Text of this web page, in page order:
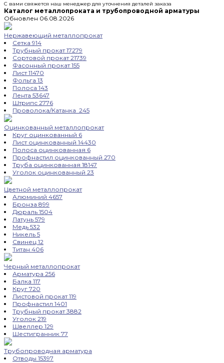
С вами свяжется наш менеджер для уточнения деталей заказа
Каталог металлопроката и трубопроводной арматуры
Обновлен 06.08.2026
Нержавеющий металлопрокат
Сетка 914
Трубный прокат17279
Сортовой прокат21739
Фасонный прокат155
Лист11470
Фольга 13
Полоса 143
Лента 53647
Штрипс 2776
Проволока/Катанка 245
Оцинкованный металлопрокат
Круг оцинкованный 6
Лист оцинкованный 14430
Полоса оцинкованная 6
Профнастил оцинкованный 270
Труба оцинкованная 18147
Уголок оцинкованный 23
Цветной металлопрокат
Алюминий 4657
Бронза 899
Дюраль 1504
Латунь 579
Медь 532
Никель 5
Свинец 12
Титан 406
Черный металлопрокат
Арматура 256
Балка 117
Круг 720
Листовой прокат119
Профнастил 1401
Трубный прокат3882
Уголок 219
Швеллер 129
Шестигранник 77
Трубопроводная арматура
Отводы 15397